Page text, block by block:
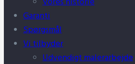
Garanti
Spørgsmål
Vi tilbyder
Udvendigt malerarbejde